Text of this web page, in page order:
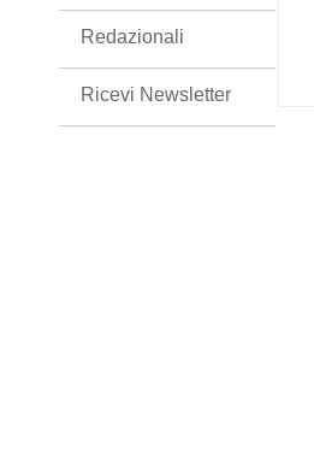
Redazionali
Ricevi Newsletter